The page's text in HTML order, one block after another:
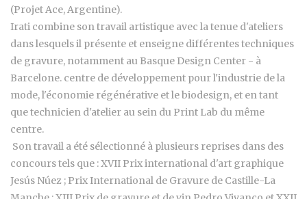
(Projet Ace, Argentine).
Irati combine son travail artistique avec la tenue d'ateliers
dans lesquels il présente et enseigne différentes techniques
de gravure, notamment au Basque Design Center - à
Barcelone. centre de développement pour l'industrie de la
mode, l'économie régénérative et le biodesign, et en tant
que technicien d'atelier au sein du Print Lab du même
centre.
Son travail a été sélectionné à plusieurs reprises dans des
concours tels que : XVII Prix international d'art graphique
Jesús Núez ; Prix ​​International de Gravure de Castille-La